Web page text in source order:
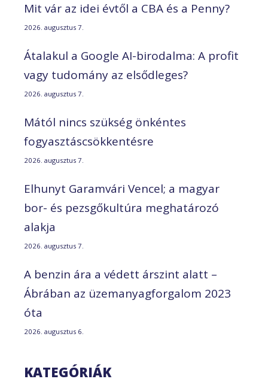
Mit vár az idei évtől a CBA és a Penny?
2026. augusztus 7.
Átalakul a Google AI-birodalma: A profit
vagy tudomány az elsődleges?
2026. augusztus 7.
Mától nincs szükség önkéntes
fogyasztáscsökkentésre
2026. augusztus 7.
Elhunyt Garamvári Vencel; a magyar
bor- és pezsgőkultúra meghatározó
alakja
2026. augusztus 7.
A benzin ára a védett árszint alatt –
Ábrában az üzemanyagforgalom 2023
óta
2026. augusztus 6.
KATEGÓRIÁK